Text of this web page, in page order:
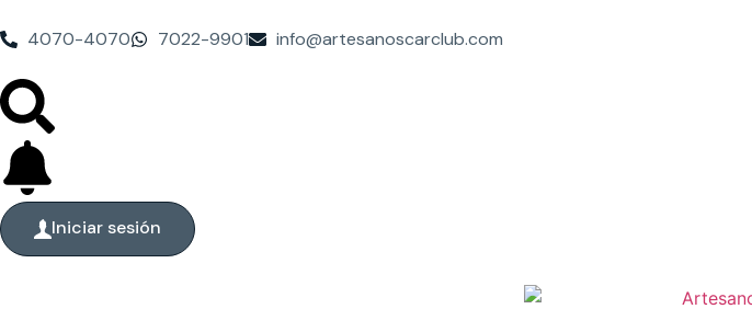
4070-4070 7022-9901 info@artesanoscarclub.com
Iniciar sesión